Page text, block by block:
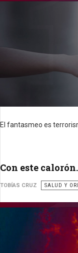
El fantasmeo es
Con este
TOBÍAS CRUZ SALUD Y